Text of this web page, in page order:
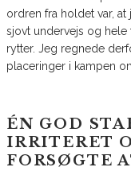
ordren fra holdet var,
sjovt undervejs og
rytter. Jeg regnede
placeringer i kampen
ÉN GOD
IRRITERET
FORSØGTE